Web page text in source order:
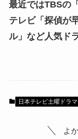
最近ではTBSの
テレビ「探偵が
ル」など人気ド
日本テレビ土曜ドラマ
よ